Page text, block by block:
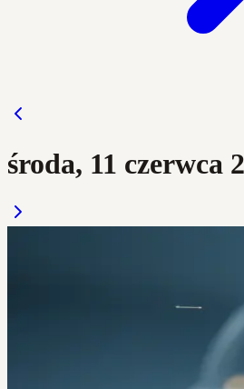
środa, 11 czerwca